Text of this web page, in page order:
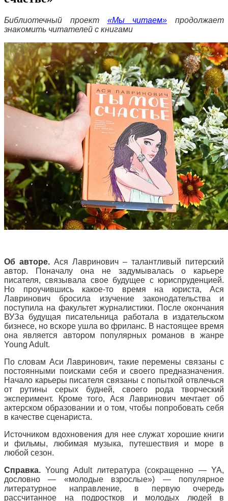
Библиотечный проект «Мы читаем» продолжает
знакомить читателей с книгами
Об авторе. Ася Лавринович – талантливый питерский
автор. Поначалу она не задумывалась о карьере
писателя, связывала свое будущее с юриспруденцией.
Но проучившись какое-то время на юриста, Ася
Лавринович бросила изучение законодательства и
поступила на факультет журналистики. После окончания
ВУЗа будущая писательница работала в издательском
бизнесе, но вскоре ушла во фриланс. В настоящее время
она является автором популярных романов в жанре
Young Adult.
По словам Аси Лавринович, такие перемены связаны с
постоянными поисками себя и своего предназначения.
Начало карьеры писателя связаны с попыткой отвлечься
от рутины серых будней, своего рода творческий
эксперимент. Кроме того, Ася Лавринович мечтает об
актерском образовании и о том, чтобы попробовать себя
в качестве сценариста.
Источником вдохновения для нее служат хорошие книги
и фильмы, любимая музыка, путешествия и море в
любой сезон.
Справка.Young Adult литература (сокращенно — YA,
дословно — «молодые взрослые») — популярное
литературное направление, в первую очередь
рассчитанное на подростков и молодых людей в